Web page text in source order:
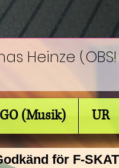
Heinze
(Musik) UR
för F-